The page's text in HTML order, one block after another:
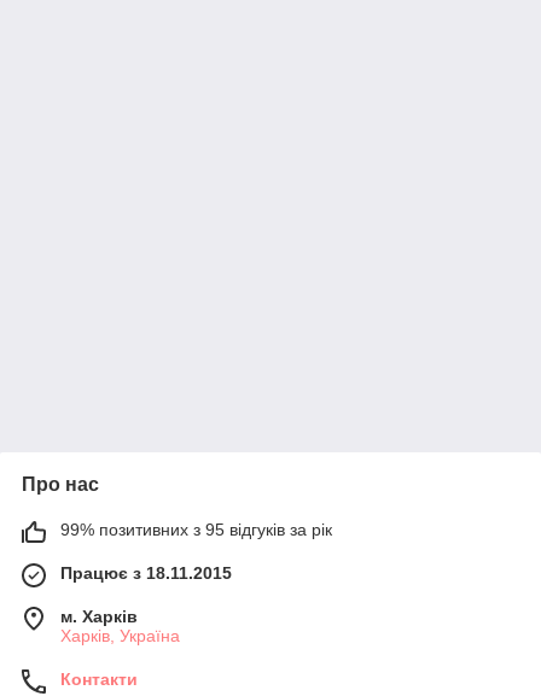
Про нас
99% позитивних з 95 відгуків за рік
Працює з 18.11.2015
м. Харків
Харків, Україна
Контакти